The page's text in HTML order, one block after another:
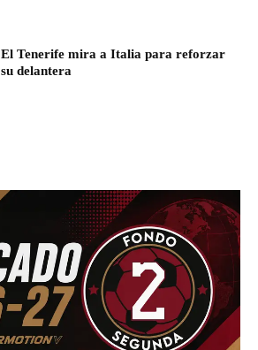
El Tenerife mira a Italia para reforzar
su delantera